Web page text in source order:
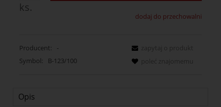
ks.
dodaj do przechowalni
Producent:
-
Symbol:
B-123/100
Opis